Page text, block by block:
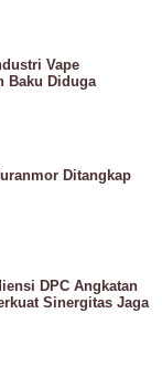
Vape
Baku Diduga
Ditangkap
DPC Angkatan
Sinergitas Jaga